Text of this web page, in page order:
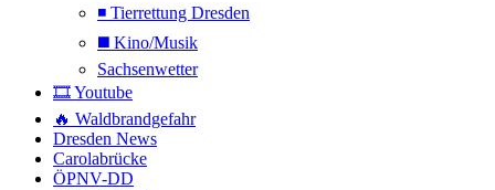
◾ Tierrettung Dresden
◼️ Kino/Musik
Sachsenwetter
🎞️ Youtube
🔥 Waldbrandgefahr
Dresden News
Carolabrücke
ÖPNV-DD